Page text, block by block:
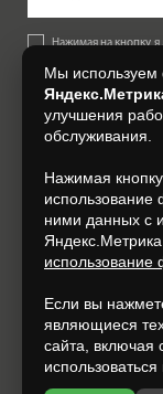
Нажимая на кнопку,
Согласии на
+7
Мы используем
улучшения
обслуживания.
Нажимая кнопку
использование
ними данных с
Яндекс.Метрика
использование
Если вы
являющиеся
сайта, включая
использоваться